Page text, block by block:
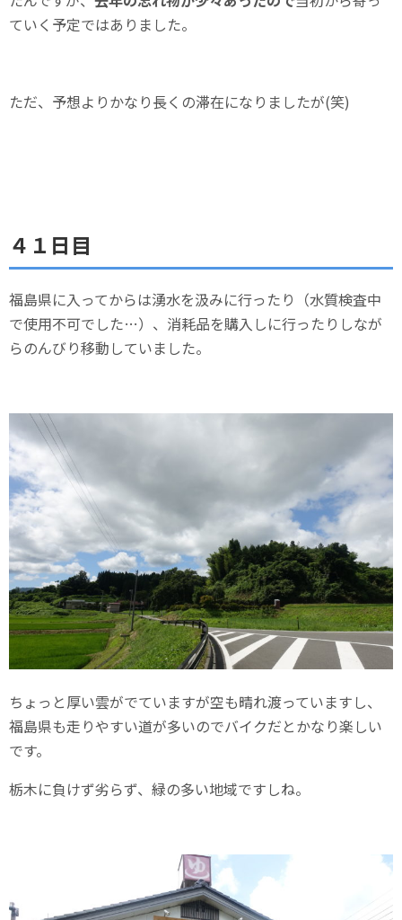
ていく予定ではありました。
ただ、予想よりかなり長くの滞在になりましたが(笑)
４１日目
福島県に入ってからは湧水を汲みに行ったり（水質検査中
で使用不可でした…）、消耗品を購入しに行ったりしなが
らのんびり移動していました。
ちょっと厚い雲がでていますが空も晴れ渡っていますし、
福島県も走りやすい道が多いのでバイクだとかなり楽しい
です。
栃木に負けず劣らず、緑の多い地域ですしね。